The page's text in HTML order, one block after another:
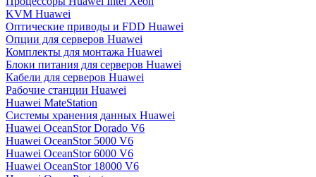
KVM Huawei
Оптические приводы и FDD Huawei
Опции для серверов Huawei
Комплекты для монтажа Huawei
Блоки питания для серверов Huawei
Кабели для серверов Huawei
Рабочие станции Huawei
Huawei MateStation
Системы хранения данных Huawei
Huawei OceanStor Dorado V6
Huawei OceanStor 5000 V6
Huawei OceanStor 6000 V6
Huawei OceanStor 18000 V6